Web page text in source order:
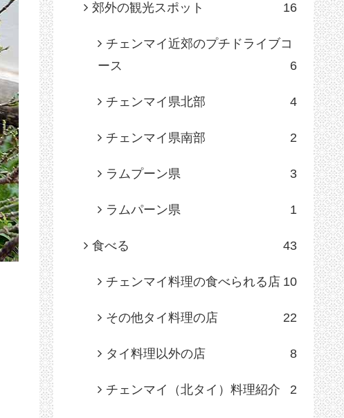
郊外の観光スポット 16
チェンマイ近郊のプチドライブコ
ース
6
チェンマイ県北部 4
チェンマイ県南部 2
ラムプーン県 3
ラムパーン県 1
食べる 43
チェンマイ料理の食べられる店 10
その他タイ料理の店 22
タイ料理以外の店 8
チェンマイ（北タイ）料理紹介 2